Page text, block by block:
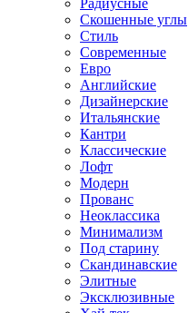
Скошенные углы
Стиль
Современные
Евро
Английские
Дизайнерские
Итальянские
Кантри
Классические
Лофт
Модерн
Прованс
Неоклассика
Минимализм
Под старину
Скандинавские
Элитные
Эксклюзивные